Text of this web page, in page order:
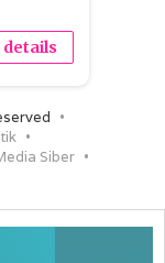
Siber